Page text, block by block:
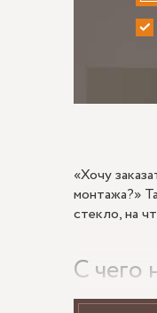
«Хочу
монтажа?»
стекло, на
С чего